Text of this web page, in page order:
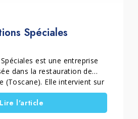
Spéciales
est une entreprise
dans la restauration de
(Toscane). Elle intervient sur
cuite, grès cérame,
naturelle et graniglia.
principalement dans les
Lire l'article